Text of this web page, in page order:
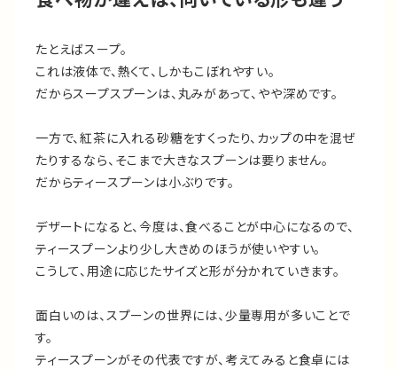
たとえばスープ。
これは液体で、熱くて、しかもこぼれやすい。
だからスープスプーンは、丸みがあって、やや深めです。
一方で、紅茶に入れる砂糖をすくったり、カップの中を混ぜ
たりするなら、そこまで大きなスプーンは要りません。
だからティースプーンは小ぶりです。
デザートになると、今度は、食べることが中心になるので、
ティースプーンより少し大きめのほうが使いやすい。
こうして、用途に応じたサイズと形が分かれていきます。
面白いのは、スプーンの世界には、少量専用が多いことで
す。
ティースプーンがその代表ですが、考えてみると食卓には